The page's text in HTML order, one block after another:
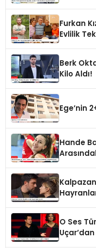
Furkan
Evlilik
Berk
Kilo Aldı!
Ege’nin
Hande
O Ses
Uçar’dan